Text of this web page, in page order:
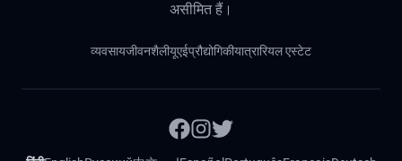
असीमित हैं।
व्यवसायजीवनशैलीयूएईप्रौद्योगिकीयात्रारियल एस्टेट